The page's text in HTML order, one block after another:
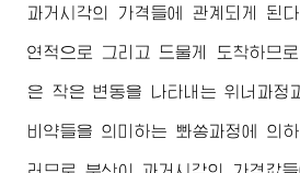
과거시각의 가격들에 관계되게 된
연적으로 그리고 드물게 도착하므
은 작은 변동을 나타내는 위너과정
비약들을 의미하는 뽜쏭과정에 의